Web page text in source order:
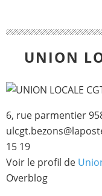
UNION
6, rue parmentier
15 19
Voir le profil de
Overblog